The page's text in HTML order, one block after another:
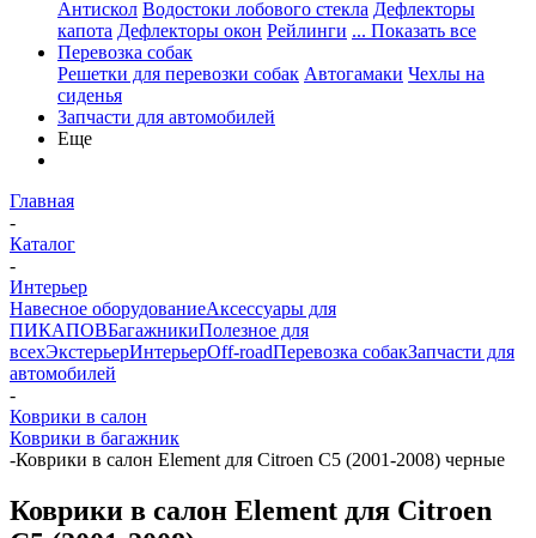
Антискол Водостоки лобового стекла Дефлекторы
капота Дефлекторы окон Рейлинги ... Показать все
Перевозка собак
Решетки для перевозки собак Автогамаки Чехлы на
сиденья
Запчасти для автомобилей
Еще
Главная
-
Каталог
-
Интерьер
Навесное оборудованиеАксессуары для
ПИКАПОВБагажникиПолезное для
всехЭкстерьерИнтерьерOff-roadПеревозка собакЗапчасти для
автомобилей
-
Коврики в салон
Коврики в багажник
-Коврики в салон Element для Citroen C5 (2001-2008) черные
Коврики в салон Element для Citroen